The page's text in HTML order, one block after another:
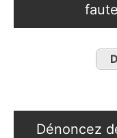
Dénoncez